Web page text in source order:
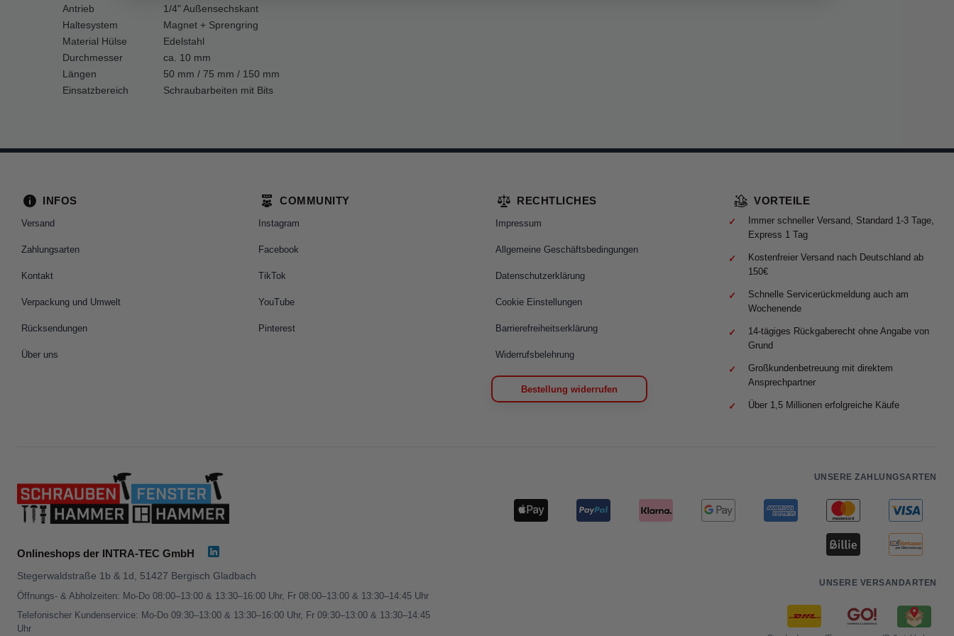
Antrieb
1/4" Außensechskant
Haltesystem
Magnet + Sprengring
Material Hülse
Edelstahl
Durchmesser
ca. 10 mm
Längen
50 mm / 75 mm / 150 mm
Einsatzbereich
Schraubarbeiten mit Bits
INFOS
Versand
Zahlungsarten
Kontakt
Verpackung und Umwelt
Rücksendungen
Über uns
COMMUNITY
Instagram
Facebook
TikTok
YouTube
Pinterest
RECHTLICHES
Impressum
Allgemeine Geschäftsbedingungen
Datenschutzerklärung
Cookie Einstellungen
Barrierefreiheitserklärung
Widerrufsbelehrung
Bestellung widerrufen
VORTEILE
Immer schneller Versand, Standard 1-3 Tage,
Express 1 Tag
Kostenfreier Versand nach Deutschland ab
150€
Schnelle Servicerückmeldung auch am
Wochenende
14-tägiges Rückgaberecht ohne Angabe von
Grund
Großkundenbetreuung mit direktem
Ansprechpartner
Über 1,5 Millionen erfolgreiche Käufe
Onlineshops der INTRA-TEC GmbH
Stegerwaldstraße 1b & 1d, 51427 Bergisch Gladbach
Öffnungs- & Abholzeiten: Mo-Do 08:00–13:00 & 13:30–16:00 Uhr, Fr 08:00–13:00 & 13:30–14:45 Uhr
Telefonischer Kundenservice: Mo-Do 09:30–13:00 & 13:30–16:00 Uhr, Fr 09:30–13:00 & 13:30–14:45
Uhr
UNSERE ZAHLUNGSARTEN
UNSERE VERSANDARTEN